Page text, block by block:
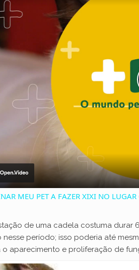
MEU PET A FAZER XIXI NO LUGAR
de uma cadela costuma durar
período; isso poderia até
aparecimento e proliferação de